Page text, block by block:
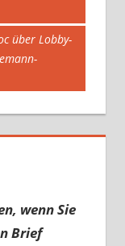
über Lobby-
wenn Sie
Brief